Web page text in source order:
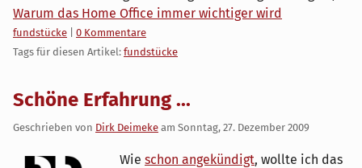
Warum das Home Office immer wichtiger wird
Kategorien:
fundstücke
0 Kommentare
Tags für diesen Artikel: fundstücke
Schöne Erfahrung ...
Geschrieben von Dirk Deimeke am Sonntag, 27. Dezember 2009
Wie schon angekündigt, wollte ich das